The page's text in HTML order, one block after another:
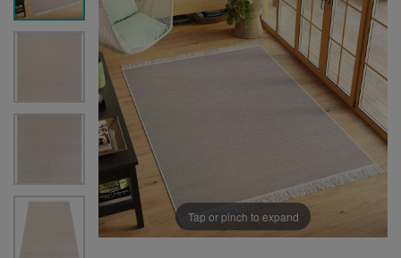
Tap or pinch to expand